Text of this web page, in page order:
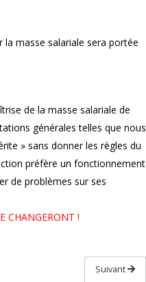
la masse salariale sera portée
de la masse salariale de
générales telles que nous
» sans donner les règles du
préfère un fonctionnement
de problèmes sur ses
CHANGERONT !
Suivant